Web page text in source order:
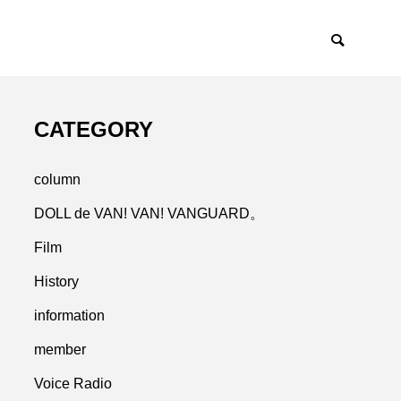
CATEGORY
column
DOLL de VAN! VAN! VANGUARD。
Film
History
information
member
Voice Radio